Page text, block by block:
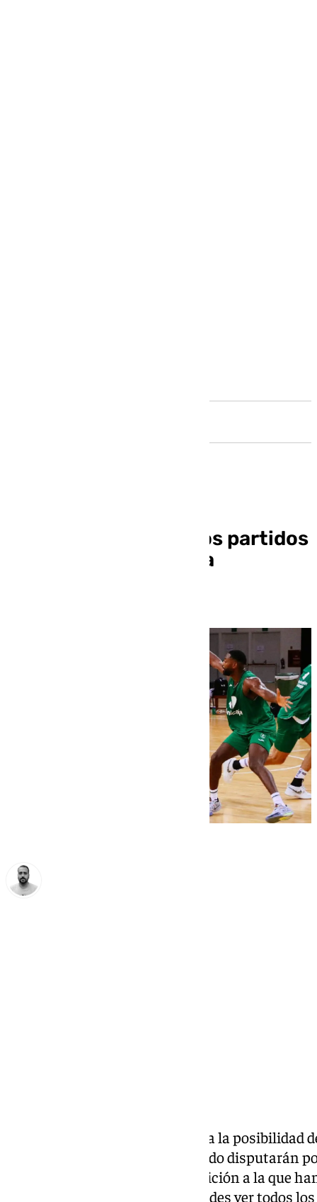
Horario y dónde ver los partidos
del Unicaja en la Copa
El Unicaja tiene entre ceja y ceja la
temporada. Los de verde y morado disputarán
Copa Intercontinental, competición a la que
de la BCL la pasada edición. Puedes ver todos